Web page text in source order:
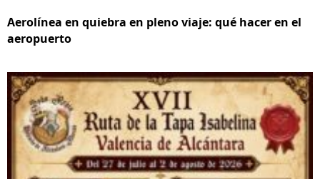
Aerolínea en quiebra en pleno viaje: qué hacer en el
aeropuerto